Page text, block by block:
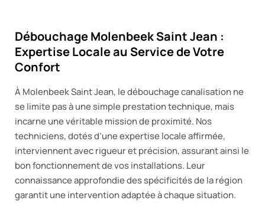
Débouchage Molenbeek Saint Jean :
Expertise Locale au Service de Votre
Confort
À Molenbeek Saint Jean, le débouchage canalisation ne
se limite pas à une simple prestation technique, mais
incarne une véritable mission de proximité. Nos
techniciens, dotés d’une expertise locale affirmée,
interviennent avec rigueur et précision, assurant ainsi le
bon fonctionnement de vos installations. Leur
connaissance approfondie des spécificités de la région
garantit une intervention adaptée à chaque situation.